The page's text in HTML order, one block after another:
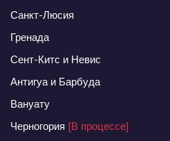
Санкт-Люсия
Гренада
Сент-Китс и Невис
Антигуа и Барбуда
Вануату
Черногория [В процессе]